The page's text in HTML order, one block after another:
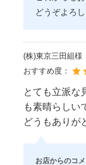
どうぞよろ
(株)東京三田組様
おすすめ度：
とても立派な
も素晴らしい
どうもありが
お店からのコ